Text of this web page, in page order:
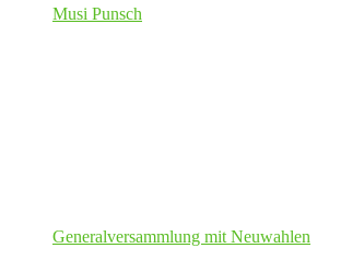
Musi Punsch
Generalversammlung mit Neuwahlen